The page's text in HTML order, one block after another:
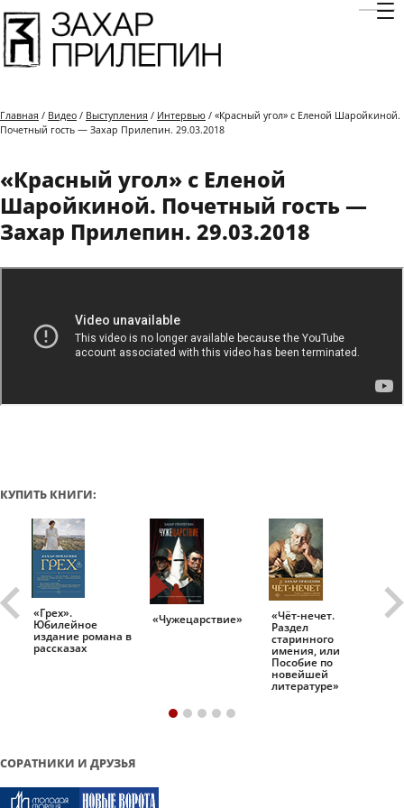
Главная / Видео / Выступления / Интервью / «Красный угол» с Еленой Шаройкиной.
Почетный гость — Захар Прилепин. 29.03.2018
«Красный угол» с Еленой
Шаройкиной. Почетный гость —
Захар Прилепин. 29.03.2018
КУПИТЬ КНИГИ:
«Грех».
Юбилейное
издание романа в
рассказах
«Чужецарствие» «Чёт-нечет.
Раздел
старинного
имения, или
Пособие по
новейшей
литературе»
СОРАТНИКИ И ДРУЗЬЯ